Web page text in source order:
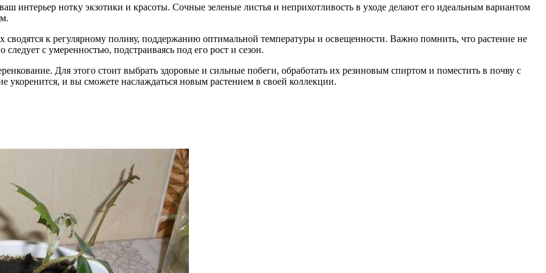
интерьер нотку экзотики и красоты. Сочные зеленые листья и неприхотливость в уходе делают его идеальным вариантом
к регулярному поливу, поддержанию оптимальной температуры и освещенности. Важно помнить, что растение не
с умеренностью, подстраиваясь под его рост и сезон.
Для этого стоит выбрать здоровые и сильные побеги, обработать их резиновым спиртом и поместить в почву с
укоренится, и вы сможете наслаждаться новым растением в своей коллекции.